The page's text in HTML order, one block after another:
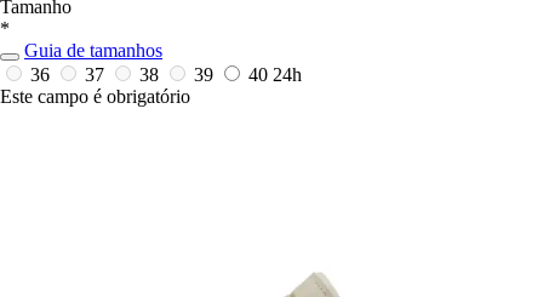
Tamanho
*
Guia de tamanhos
36
37 38 39 40 24h
Este campo é obrigatório